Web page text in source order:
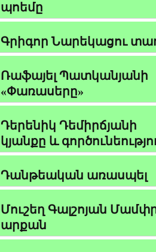
պոեմը
Գրիգոր Նարեկացու
Ռաֆայել Պատկանյանի
«Փառասերը»
Դերենիկ Դեմիրճյանի
կյանքը և
Դանթեական առասպել
Մուշեղ Գալշոյան
արքան